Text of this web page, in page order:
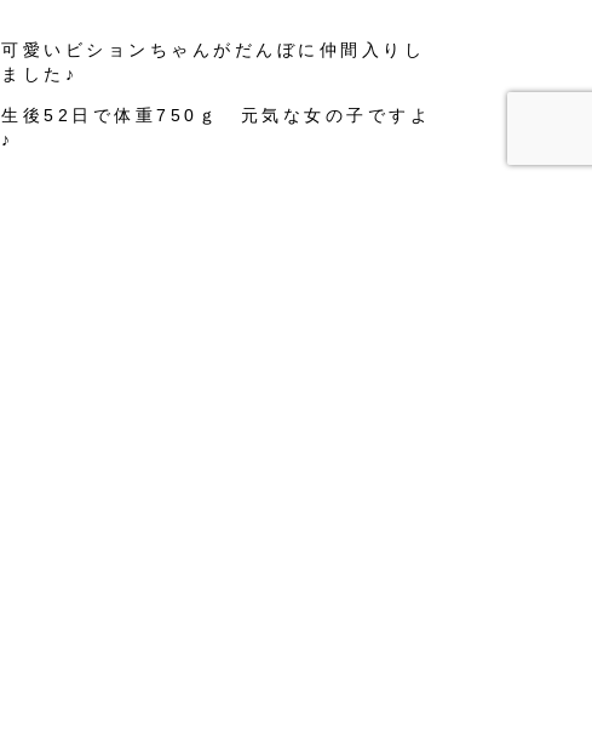
可愛いビションちゃんがだんぼに仲間入りし
ました♪
生後52日で体重750ｇ 元気な女の子ですよ
♪